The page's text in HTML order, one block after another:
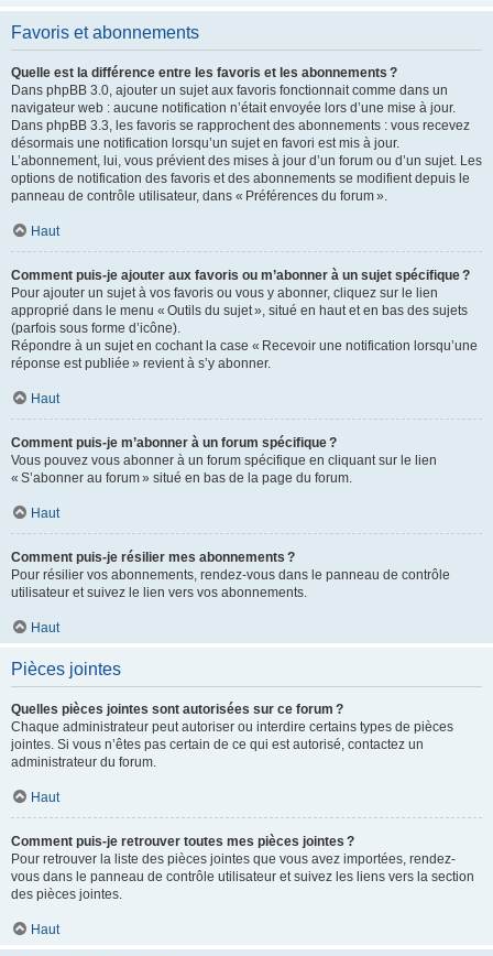
Favoris et abonnements
Quelle est la différence entre les favoris et les abonnements ?
Dans phpBB 3.0, ajouter un sujet aux favoris fonctionnait comme dans un
navigateur web : aucune notification n’était envoyée lors d’une mise à jour.
Dans phpBB 3.3, les favoris se rapprochent des abonnements : vous recevez
désormais une notification lorsqu’un sujet en favori est mis à jour.
L’abonnement, lui, vous prévient des mises à jour d’un forum ou d’un sujet. Les
options de notification des favoris et des abonnements se modifient depuis le
panneau de contrôle utilisateur, dans « Préférences du forum ».
Haut
Comment puis-je ajouter aux favoris ou m’abonner à un sujet spécifique ?
Pour ajouter un sujet à vos favoris ou vous y abonner, cliquez sur le lien
approprié dans le menu « Outils du sujet », situé en haut et en bas des sujets
(parfois sous forme d’icône).
Répondre à un sujet en cochant la case « Recevoir une notification lorsqu’une
réponse est publiée » revient à s’y abonner.
Haut
Comment puis-je m’abonner à un forum spécifique ?
Vous pouvez vous abonner à un forum spécifique en cliquant sur le lien
« S’abonner au forum » situé en bas de la page du forum.
Haut
Comment puis-je résilier mes abonnements ?
Pour résilier vos abonnements, rendez-vous dans le panneau de contrôle
utilisateur et suivez le lien vers vos abonnements.
Haut
Pièces jointes
Quelles pièces jointes sont autorisées sur ce forum ?
Chaque administrateur peut autoriser ou interdire certains types de pièces
jointes. Si vous n’êtes pas certain de ce qui est autorisé, contactez un
administrateur du forum.
Haut
Comment puis-je retrouver toutes mes pièces jointes ?
Pour retrouver la liste des pièces jointes que vous avez importées, rendez-
vous dans le panneau de contrôle utilisateur et suivez les liens vers la section
des pièces jointes.
Haut